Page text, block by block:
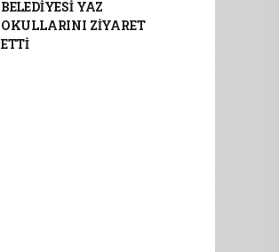
BELEDİYESİ YAZ
OKULLARINI ZİYARET
ETTİ